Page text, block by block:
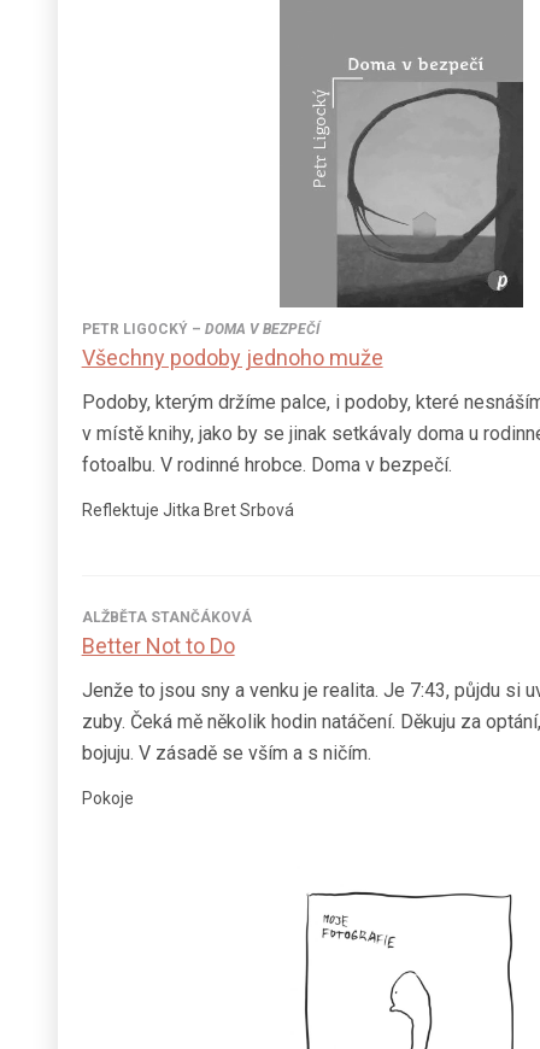
PETR LIGOCKÝ– DOMA V BEZPEČÍ
Všechny podoby jednoho muže
Podoby, kterým držíme palce, i podoby, které
v místě knihy, jako by se jinak setkávaly doma u
fotoalbu. V rodinné hrobce. Doma v bezpečí.
Reflektuje Jitka Bret Srbová
ALŽBĚTA STANČÁKOVÁ
Better Not to Do
Jenže to jsou sny a venku je realita. Je 7:43, půjdu si
zuby. Čeká mě několik hodin natáčení. Děkuju za
bojuju. V zásadě se vším a s ničím.
Pokoje